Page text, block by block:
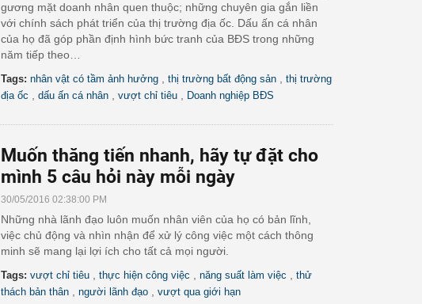
gương mặt doanh nhân quen thuộc; những chuyên gia gắn liền
với chính sách phát triển của thị trường địa ốc. Dấu ấn cá nhân
của họ đã góp phần định hình bức tranh của BĐS trong những
năm tiếp theo…
Tags: nhân vật có tầm ảnh hưởng thị trường bất động sản
thị trường
địa ốc
dấu ấn cá nhân vượt chỉ tiêu Doanh nghiệp BĐS
Muốn thăng tiến nhanh, hãy tự đặt cho
mình 5 câu hỏi này mỗi ngày
30/05/2016 02:38:00 PM
Những nhà lãnh đạo luôn muốn nhân viên của họ có bản lĩnh,
việc chủ động và nhìn nhận để xử lý công việc một cách thông
minh sẽ mang lại lợi ích cho tất cả mọi người.
Tags: vượt chỉ tiêu thực hiện công việc năng suất làm việc
thử
thách bản thân
người lãnh đạo vượt qua giới hạn